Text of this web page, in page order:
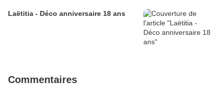
Laëtitia - Déco anniversaire 18 ans
Commentaires